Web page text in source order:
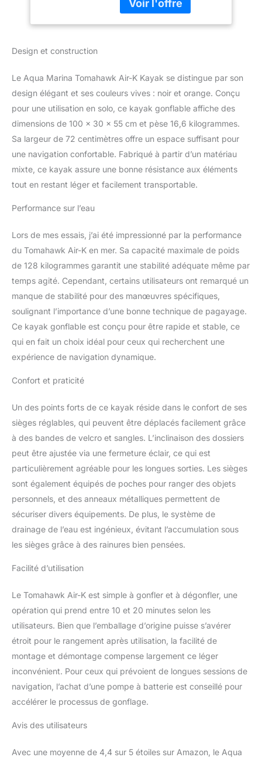
Design et construction
Le Aqua Marina Tomahawk Air-K Kayak se distingue par son
design élégant et ses couleurs vives : noir et orange. Conçu
pour une utilisation en solo, ce kayak gonflable affiche des
dimensions de 100 x 30 x 55 cm et pèse 16,6 kilogrammes.
Sa largeur de 72 centimètres offre un espace suffisant pour
une navigation confortable. Fabriqué à partir d’un matériau
mixte, ce kayak assure une bonne résistance aux éléments
tout en restant léger et facilement transportable.
Performance sur l’eau
Lors de mes essais, j’ai été impressionné par la performance
du Tomahawk Air-K en mer. Sa capacité maximale de poids
de 128 kilogrammes garantit une stabilité adéquate même par
temps agité. Cependant, certains utilisateurs ont remarqué un
manque de stabilité pour des manœuvres spécifiques,
soulignant l’importance d’une bonne technique de pagayage.
Ce kayak gonflable est conçu pour être rapide et stable, ce
qui en fait un choix idéal pour ceux qui recherchent une
expérience de navigation dynamique.
Confort et praticité
Un des points forts de ce kayak réside dans le confort de ses
sièges réglables, qui peuvent être déplacés facilement grâce
à des bandes de velcro et sangles. L’inclinaison des dossiers
peut être ajustée via une fermeture éclair, ce qui est
particulièrement agréable pour les longues sorties. Les sièges
sont également équipés de poches pour ranger des objets
personnels, et des anneaux métalliques permettent de
sécuriser divers équipements. De plus, le système de
drainage de l’eau est ingénieux, évitant l’accumulation sous
les sièges grâce à des rainures bien pensées.
Facilité d’utilisation
Le Tomahawk Air-K est simple à gonfler et à dégonfler, une
opération qui prend entre 10 et 20 minutes selon les
utilisateurs. Bien que l’emballage d’origine puisse s’avérer
étroit pour le rangement après utilisation, la facilité de
montage et démontage compense largement ce léger
inconvénient. Pour ceux qui prévoient de longues sessions de
navigation, l’achat d’une pompe à batterie est conseillé pour
accélérer le processus de gonflage.
Avis des utilisateurs
Avec une moyenne de 4,4 sur 5 étoiles sur Amazon, le Aqua